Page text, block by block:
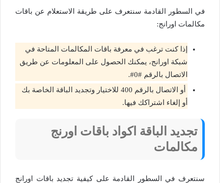
في السطور القادمة سنتعرف على طريقة الاستعلام عن باقات
مكالمات اورانج:
إذا كنت ترغب في معرفة باقات المكالمات المتاحة في
شبكة اورانج، يمكنك الحصول على المعلومات عن طريق
الاتصال بالرقم #0#.
أو الاتصال بالرقم 400 للاختيار وتجديد الباقة الخاصة بك
أو إلغاء اشتراكك فيها.
تجديد الباقة اكواد باقات اورنج
مكالمات
سنتعرف في السطور القادمة على كيفية تجديد باقات اورانج